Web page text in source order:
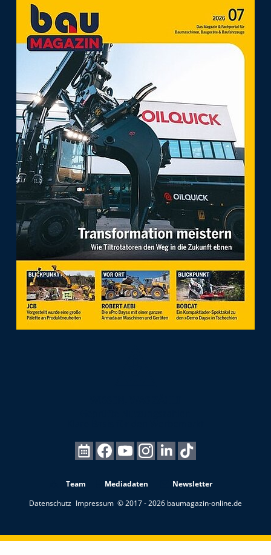
Team Mediadaten
Newsletter
Datenschutz Impressum © 2017 - 2026 baumagazin-online.de